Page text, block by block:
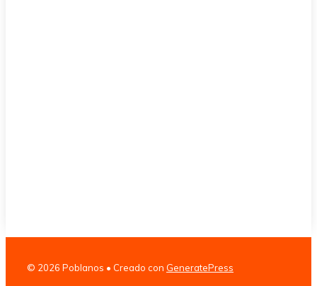
© 2026 Poblanos • Creado con GeneratePress